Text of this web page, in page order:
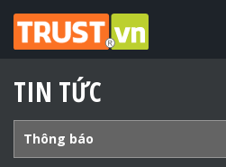
TIN TỨC
Thông báo